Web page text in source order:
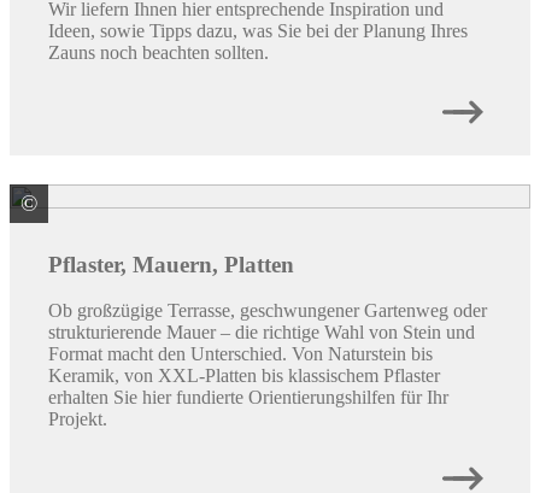
Wir liefern Ihnen hier entsprechende Inspiration und
Ideen, sowie Tipps dazu, was Sie bei der Planung Ihres
Zauns noch beachten sollten.
© REDSUN GmbH & Co. KG
Pflaster, Mauern, Platten
Ob großzügige Terrasse, geschwungener Gartenweg oder
strukturierende Mauer – die richtige Wahl von Stein und
Format macht den Unterschied. Von Naturstein bis
Keramik, von XXL-Platten bis klassischem Pflaster
erhalten Sie hier fundierte Orientierungshilfen für Ihr
Projekt.